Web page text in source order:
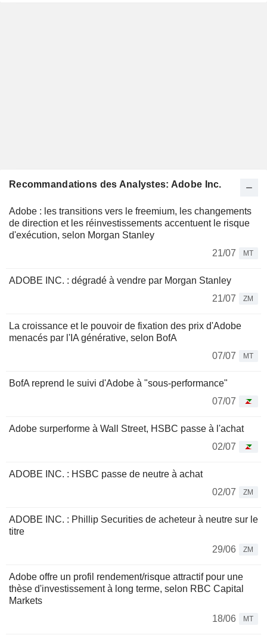
Recommandations des Analystes: Adobe Inc.
Adobe : les transitions vers le freemium, les changements
de direction et les réinvestissements accentuent le risque
d'exécution, selon Morgan Stanley
21/07
MT
ADOBE INC. : dégradé à vendre par Morgan Stanley
21/07
ZM
La croissance et le pouvoir de fixation des prix d'Adobe
menacés par l'IA générative, selon BofA
07/07
MT
BofA reprend le suivi d'Adobe à "sous-performance"
07/07
Adobe surperforme à Wall Street, HSBC passe à l'achat
02/07
ADOBE INC. : HSBC passe de neutre à achat
02/07
ZM
ADOBE INC. : Phillip Securities de acheteur à neutre sur le
titre
29/06
ZM
Adobe offre un profil rendement/risque attractif pour une
thèse d'investissement à long terme, selon RBC Capital
Markets
18/06
MT